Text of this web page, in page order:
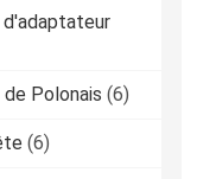
Polonais (6)
(6)